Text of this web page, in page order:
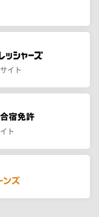
イト
ト